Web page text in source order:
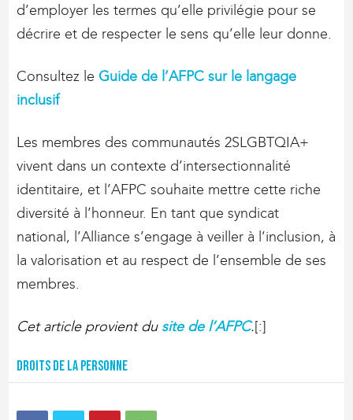
d’employer les termes qu’elle privilégie pour se
décrire et de respecter le sens qu’elle leur donne.
Consultez le Guide de l’AFPC sur le langage
inclusif
Les membres des communautés 2SLGBTQIA+
vivent dans un contexte d’intersectionnalité
identitaire, et l’AFPC souhaite mettre cette riche
diversité à l’honneur. En tant que syndicat
national, l’Alliance s’engage à veiller à l’inclusion, à
la valorisation et au respect de l’ensemble de ses
membres.
Cet article provient du site de l’AFPC.[:]
Droits de la personne